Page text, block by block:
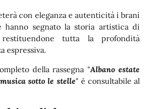
con eleganza e autenticità i brani
segnato la storia artistica di
tutta la profondità
espressiva.
della rassegna "Albano estate
sotto le stelle" è consultabile al